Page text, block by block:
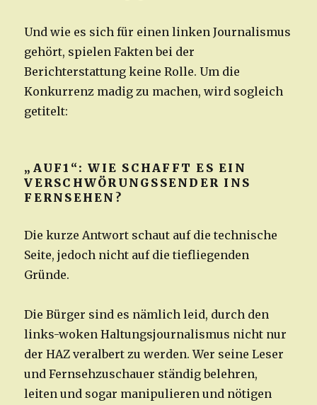
Und wie es sich für einen linken Journalismus
gehört, spielen Fakten bei der
Berichterstattung keine Rolle. Um die
Konkurrenz madig zu machen, wird sogleich
getitelt:
„AUF1“: WIE SCHAFFT ES EIN
VERSCHWÖRUNGSSENDER INS
FERNSEHEN?
Die kurze Antwort schaut auf die technische
Seite, jedoch nicht auf die tiefliegenden
Gründe.
Die Bürger sind es nämlich leid, durch den
links-woken Haltungsjournalismus nicht nur
der HAZ veralbert zu werden. Wer seine Leser
und Fernsehzuschauer ständig belehren,
leiten und sogar manipulieren und nötigen